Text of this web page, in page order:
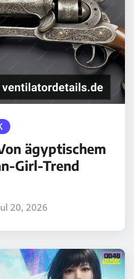
ägyptischem
Girl-Trend
20, 2026